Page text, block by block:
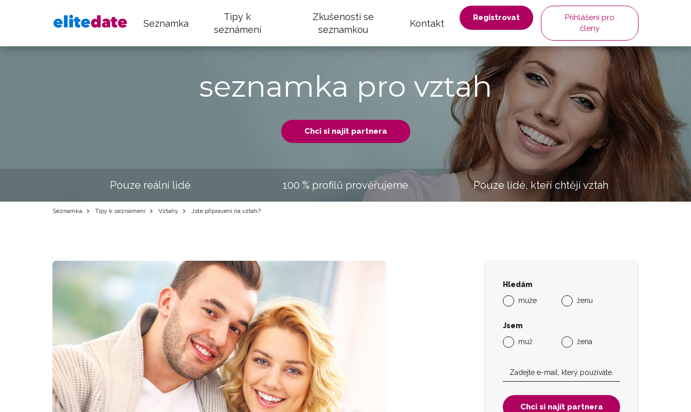
Seznamka
Tipy k
seznámení
Zkušenosti se
seznamkou
Kontakt
Registrovat
Přihlášení pro
členy
seznamka pro vztah
Chci si najít partnera
Pouze reální lidé 100 % profilů prověřujeme Pouze lidé, kteří chtějí vztah
Seznamka Tipy k seznámení Vztahy Jste připraveni na vztah?
Hledám
muže
ženu
Jsem
muž
žena
Chci si najít partnera